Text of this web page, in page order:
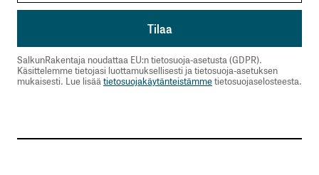
SalkunRakentaja noudattaa EU:n tietosuoja-asetusta (GDPR).
Käsittelemme tietojasi luottamuksellisesti ja tietosuoja-asetuksen
mukaisesti. Lue lisäätietosuojakäytänteistämmetietosuojaselosteesta.